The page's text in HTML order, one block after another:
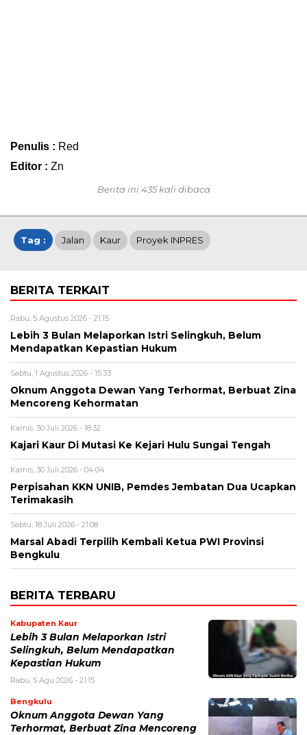
Penulis : Red
Editor : Zn
Berita ini 435 kali dibaca
Tag : Jalan Kaur Proyek INPRES
BERITA TERKAIT
Rabu, 5 Agustus 2026 - 21:15
Lebih 3 Bulan Melaporkan Istri Selingkuh, Belum
Mendapatkan Kepastian Hukum
Sabtu, 1 Agustus 2026 - 15:33
Oknum Anggota Dewan Yang Terhormat, Berbuat Zina
Mencoreng Kehormatan
Kamis, 30 Juli 2026 - 18:32
Kajari Kaur Di Mutasi Ke Kejari Hulu Sungai Tengah
Kamis, 30 Juli 2026 - 04:04
Perpisahan KKN UNIB, Pemdes Jembatan Dua Ucapkan
Terimakasih
Sabtu, 18 Juli 2026 - 21:08
Marsal Abadi Terpilih Kembali Ketua PWI Provinsi
Bengkulu
BERITA TERBARU
Kabupaten Kaur
Lebih 3 Bulan Melaporkan Istri
Selingkuh, Belum Mendapatkan
Kepastian Hukum
Rabu, 5 Agu 2026 - 21:15
Bengkulu
Oknum Anggota Dewan Yang
Terhormat, Berbuat Zina Mencoreng